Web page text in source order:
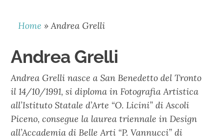
Home »Andrea Grelli
Andrea Grelli
Andrea Grelli nasce a San Benedetto del Tronto
il 14/10/1991, si diploma in Fotografia Artistica
all’Istituto Statale d’Arte “O. Licini” di Ascoli
Piceno, consegue la laurea triennale in Design
all’Accademia di Belle Arti “P. Vannucci” di